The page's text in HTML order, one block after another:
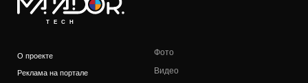
TECH
О проекте
Реклама на портале
Фото
Видео